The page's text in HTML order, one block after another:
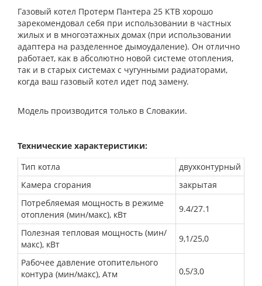
Газовый котел Протерм Пантера 25 КТВ хорошо
зарекомендовал себя при использовании в частных
жилых и в многоэтажных домах (при использовании
адаптера на разделенное дымоудаление). Он отлично
работает, как в абсолютно новой системе отопления,
так и в старых системах с чугунными радиаторами,
когда ваш газовый котел идет под замену.
Модель производится только в Словакии.
Технические характеристики:
Тип котла
двухконтурный
Камера сгорания
закрытая
Потребляемая мощность в режиме
отопления (мин/макс), кВт
9.4/27.1
Полезная тепловая мощность (мин/
макс), кВт
9,1/25,0
Рабочее давление отопительного
контура (мин/макс), Атм
0,5/3,0